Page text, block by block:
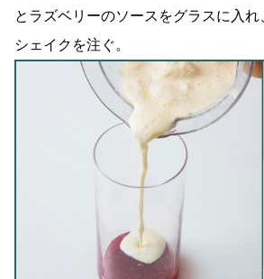
とラズベリーのソースをグラスに入
シェイクを注ぐ。